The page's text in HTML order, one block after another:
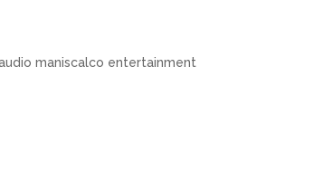
maniscalco entertainment